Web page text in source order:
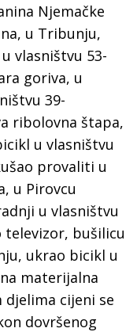
Njemačke
u Tribunju,
vlasništvu 53-
goriva, u
39-
ribolovna štapa,
u vlasništvu
provaliti u
u Pirovcu
u vlasništvu
televizor, bušilicu
ukrao bicikl u
materijalna
cijeni se
dovršenog